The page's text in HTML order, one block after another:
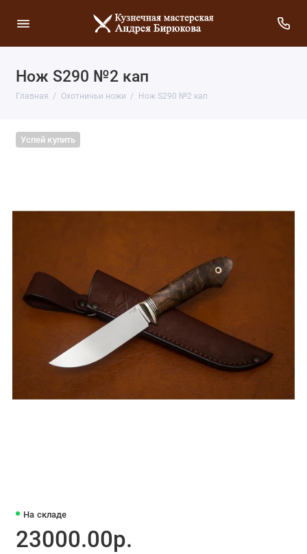
Нож S290 №2 кап
Главная Охотничьи ножи Нож S290 №2 кап
Успей купить
На складе
23000.00р.